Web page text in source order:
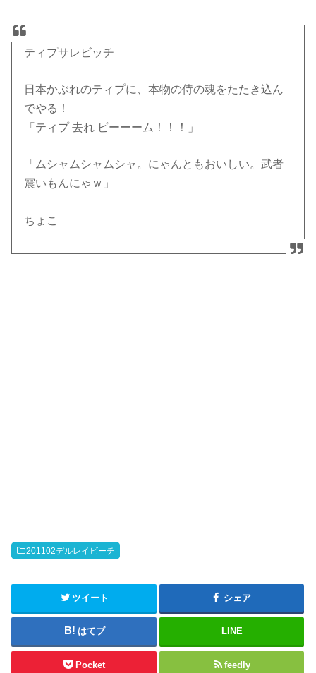
ティプサレビッチ
日本かぶれのティプに、本物の侍の魂をたたき込ん
でやる！
「ティプ 去れ ビーーーム！！！」
「ムシャムシャムシャ。にゃんともおいしい。武者
震いもんにゃｗ」
ちょこ
201102デルレイビーチ
ツイート シェア
はてブ LINE
Pocket feedly